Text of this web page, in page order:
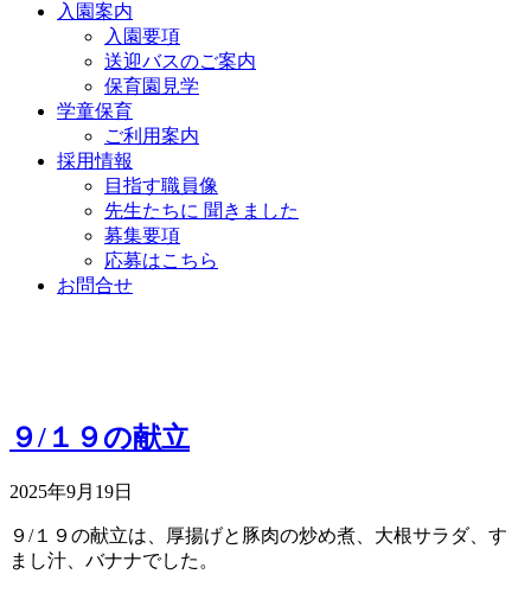
入園案内
入園要項
送迎バスのご案内
保育園見学
学童保育
ご利用案内
採用情報
目指す職員像
先生たちに 聞きました
募集要項
応募はこちら
お問合せ
９/１９の献立
2025年9月19日
９/１９の献立は、厚揚げと豚肉の炒め煮、大根サラダ、す
まし汁、バナナでした。